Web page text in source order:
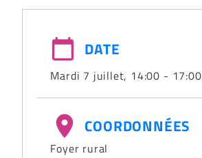
DATE
Mardi 7 juillet, 14:00 - 17:00
COORDONNÉES
Foyer rural